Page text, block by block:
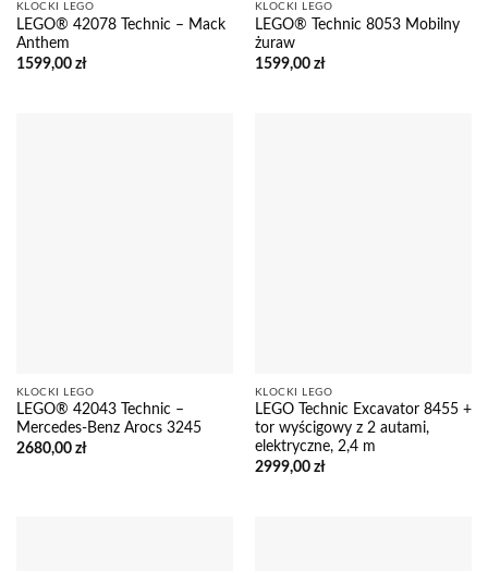
KLOCKI LEGO
LEGO® 42078 Technic – Mack
Anthem
1599,00 zł
KLOCKI LEGO
LEGO® Technic 8053 Mobilny
żuraw
1599,00 zł
KLOCKI LEGO
LEGO® 42043 Technic –
Mercedes-Benz Arocs 3245
2680,00 zł
KLOCKI LEGO
LEGO Technic Excavator 8455 +
tor wyścigowy z 2 autami,
elektryczne, 2,4 m
2999,00 zł